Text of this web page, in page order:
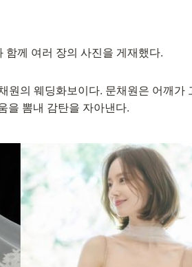
께 여러 장의 사진을 게재했다.
원의 웨딩화보이다. 문채원은 어깨가
을 뽐내 감탄을 자아낸다.